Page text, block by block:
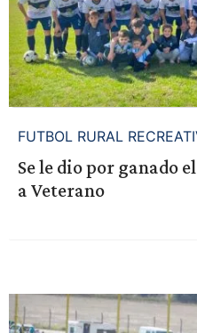
FUTBOL RURAL
Se le dio por ganado
a Veterano